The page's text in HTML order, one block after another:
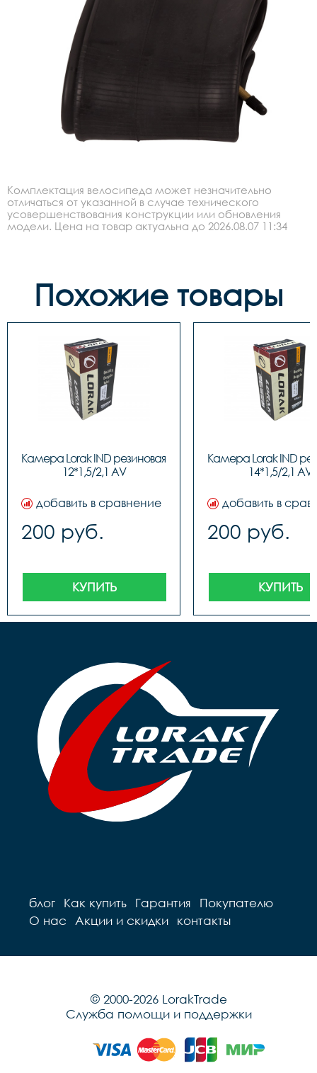
Комплектация велосипеда может незначительно
отличаться от указанной в случае технического
усовершенствования конструкции или обновления
модели. Цена на товар актуальна до 2026.08.07 11:34
Похожие товары
Камера Lorak IND резиновая
12*1,5/2,1 AV
добавить в сравнение
200 руб.
КУПИТЬ
Камера Lorak IND
14*1,5/2,1 AV
добавить в
200 руб.
КУПИТЬ
блог Как купить Гарантия
Покупателю
О нас
Акции и скидки контакты
© 2000-2026 LorakTrade
Служба помощи и поддержки